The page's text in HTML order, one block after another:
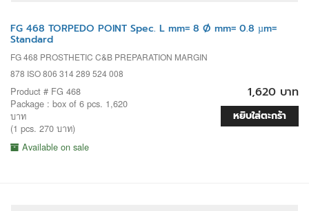
FG 468 TORPEDO POINT Spec. L mm= 8 Ø mm= 0.8 µm=
Standard
FG 468 PROSTHETIC C&B PREPARATION MARGIN
878 ISO 806 314 289 524 008
Product # FG 468
Package : box of 6 pcs. 1,620
บาท
(1 pcs. 270 บาท)
Available on sale
1,620 บาท
หยิบใส่ตะกร้า